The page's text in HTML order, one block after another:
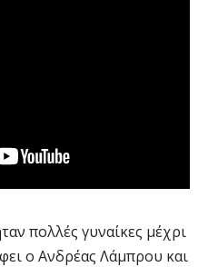
πολλές γυναίκες μέχρι
ο Ανδρέας Λάμπρου και